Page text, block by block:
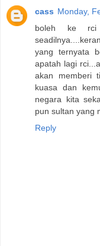
cass Monday,
boleh ke rci
yang ternyata
apatah lagi
akan memberi
kuasa dan
negara kita
pun sultan yang
Reply